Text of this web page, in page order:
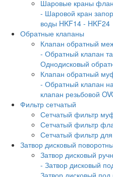
Шаровые краны
- Шаровой кран
воды HKF14 - HKF24
Обратные клапаны
Клапан обратный
- Обратный клапан
Однодисковый
Клапан обратный
- Обратный клапан
клапан резьбовой
Фильтр сетчатый
Сетчатый фильтр
Сетчатый фильтр
Сетчатый фильтр
Затвор дисковый
Затвор дисковый
- Затвор дисковый
Затвор дисковый